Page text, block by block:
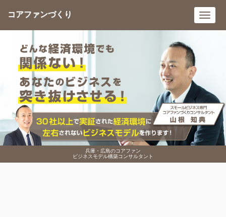
兵庫・広島のコアファン
ビジネスモデル構築コンサルタント
コアファンづくり